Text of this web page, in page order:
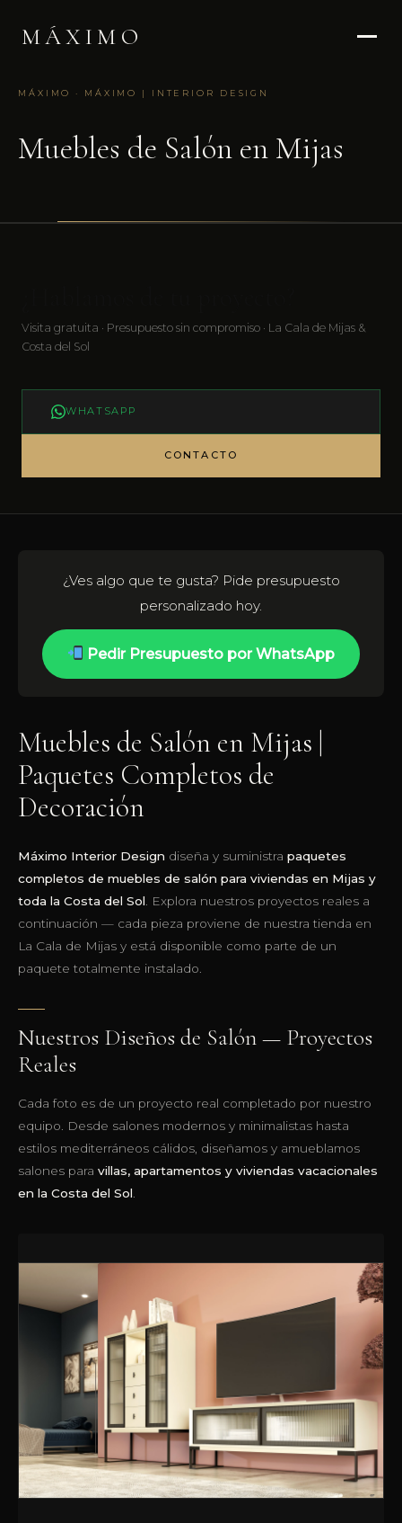
MÁXIMO
MÁXIMO · MÁXIMO | INTERIOR DESIGN
Muebles de Salón en Mijas
Visita gratuita · Presupuesto sin compromiso · La Cala de Mijas &
Costa del Sol
WHATSAPP
CONTACTO
¿Ves algo que te gusta? Pide presupuesto
personalizado hoy.
Pedir Presupuesto por WhatsApp
Muebles de Salón en Mijas |
Paquetes Completos de
Decoración
Máximo Interior Design diseña y suministra paquetes
completos de muebles de salón para viviendas en Mijas y
toda la Costa del Sol . Explora nuestros proyectos reales a
continuación — cada pieza proviene de nuestra tienda en
La Cala de Mijas y está disponible como parte de un
paquete totalmente instalado.
Nuestros Diseños de Salón — Proyectos
Reales
Cada foto es de un proyecto real completado por nuestro
equipo. Desde salones modernos y minimalistas hasta
estilos mediterráneos cálidos, diseñamos y amueblamos
salones para villas, apartamentos y viviendas vacacionales
en la Costa del Sol